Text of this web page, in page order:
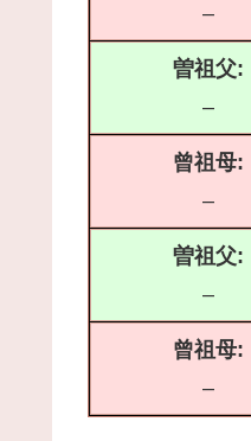
–
曽祖父:
–
曾祖母:
–
曽祖父:
–
曾祖母:
–